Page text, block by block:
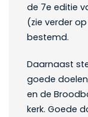
de 7e editie
(zie verder
bestemd.
Daarnaast
goede
en de
kerk. Goede